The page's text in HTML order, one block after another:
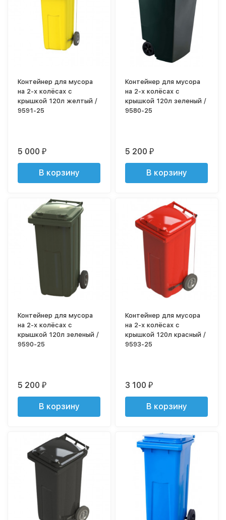
Контейнер для мусора
на 2-х колёсах с
крышкой 120л желтый /
9591-25
5 000₽
В корзину
Контейнер для мусора
на 2-х колёсах с
крышкой 120л зеленый /
9580-25
5 200₽
В корзину
Контейнер для мусора
на 2-х колёсах с
крышкой 120л зеленый /
9590-25
5 200₽
В корзину
Контейнер для мусора
на 2-х колёсах с
крышкой 120л красный /
9593-25
3 100₽
В корзину